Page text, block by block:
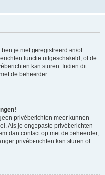
je niet geregistreerd en/of
functie uitgeschakeld, of de
kan sturen. Indien dit
de beheerder.
privéberichten meer kunnen
Als je ongepaste privéberichten
dan contact op met de beheerder,
privéberichten kan sturen of